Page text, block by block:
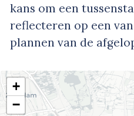
kans om een
reflecteren op een
plannen van de
+
−